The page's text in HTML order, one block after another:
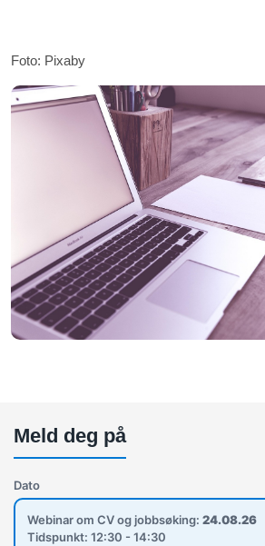
Foto: Pixaby
Meld deg på
Dato
Webinar om CV og jobbsøking: 24.08.26
Tidspunkt: 12:30 - 14:30